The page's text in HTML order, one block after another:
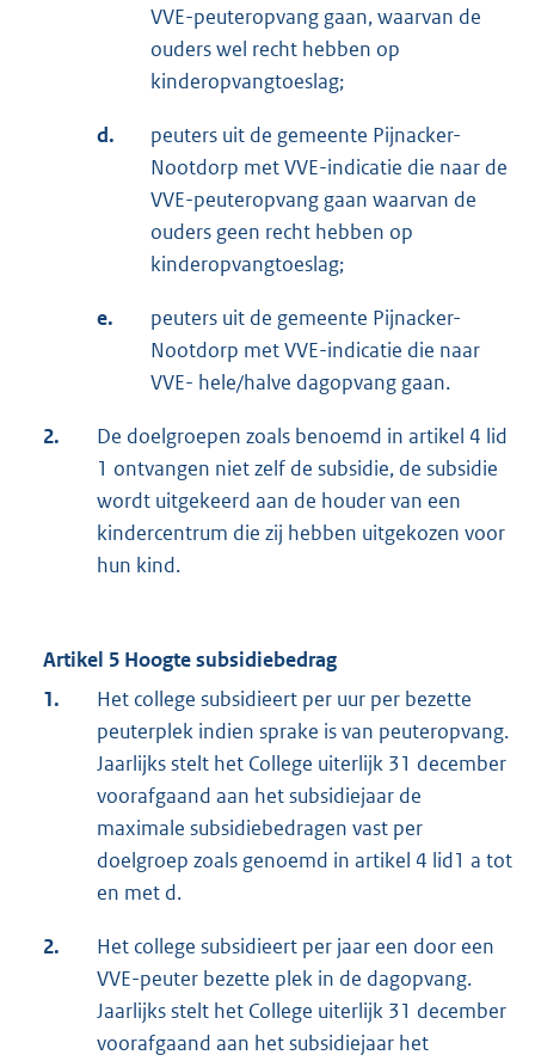
VVE-peuteropvang gaan, waarvan de
ouders wel recht hebben op
kinderopvangtoeslag;
d.
peuters uit de gemeente Pijnacker-
Nootdorp met VVE-indicatie die naar de
VVE-peuteropvang gaan waarvan de
ouders geen recht hebben op
kinderopvangtoeslag;
e.
peuters uit de gemeente Pijnacker-
Nootdorp met VVE-indicatie die naar
VVE- hele/halve dagopvang gaan.
2.
De doelgroepen zoals benoemd in artikel 4 lid
1 ontvangen niet zelf de subsidie, de subsidie
wordt uitgekeerd aan de houder van een
kindercentrum die zij hebben uitgekozen voor
hun kind.
Artikel 5 Hoogte subsidiebedrag
1.
Het college subsidieert per uur per bezette
peuterplek indien sprake is van peuteropvang.
Jaarlijks stelt het College uiterlijk 31 december
voorafgaand aan het subsidiejaar de
maximale subsidiebedragen vast per
doelgroep zoals genoemd in artikel 4 lid1 a tot
en met d.
2.
Het college subsidieert per jaar een door een
VVE-peuter bezette plek in de dagopvang.
Jaarlijks stelt het College uiterlijk 31 december
voorafgaand aan het subsidiejaar het